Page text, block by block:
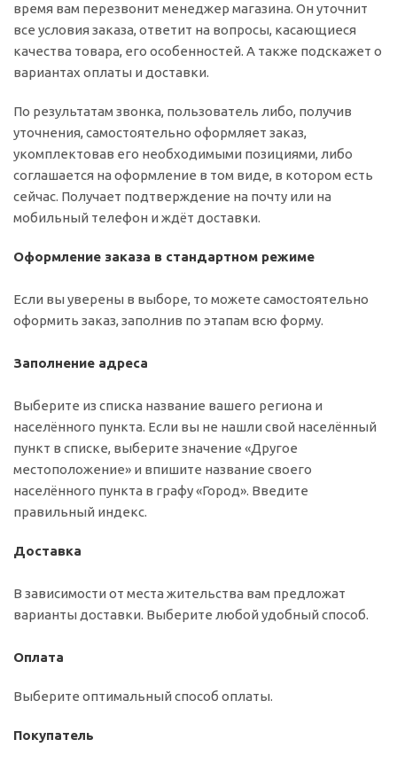
время вам перезвонит менеджер магазина. Он уточнит
все условия заказа, ответит на вопросы, касающиеся
качества товара, его особенностей. А также подскажет о
вариантах оплаты и доставки.
По результатам звонка, пользователь либо, получив
уточнения, самостоятельно оформляет заказ,
укомплектовав его необходимыми позициями, либо
соглашается на оформление в том виде, в котором есть
сейчас. Получает подтверждение на почту или на
мобильный телефон и ждёт доставки.
Оформление заказа в стандартном режиме
Если вы уверены в выборе, то можете самостоятельно
оформить заказ, заполнив по этапам всю форму.
Заполнение адреса
Выберите из списка название вашего региона и
населённого пункта. Если вы не нашли свой населённый
пункт в списке, выберите значение «Другое
местоположение» и впишите название своего
населённого пункта в графу «Город». Введите
правильный индекс.
Доставка
В зависимости от места жительства вам предложат
варианты доставки. Выберите любой удобный способ.
Оплата
Выберите оптимальный способ оплаты.
Покупатель